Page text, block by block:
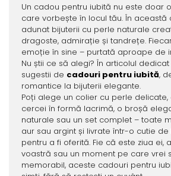
Un cadou pentru iubită nu este doar
care vorbește în locul tău. În această
adunat bijuterii cu perle naturale
dragoste, admirație și tandrețe.
emoție în sine – purtată aproape de
Nu știi ce să alegi? În articolul
sugestii de cadouri pentru iubită,
romantice la bijuterii elegante.
Poți alege un colier cu perle
cercei în formă lacrimă, o broșă
naturale sau un set complet – toate
aur sau argint și livrate într-o cutie
pentru a fi oferită. Fie că este ziua ei,
voastră sau un moment pe care vrei
memorabil, aceste cadouri pentru